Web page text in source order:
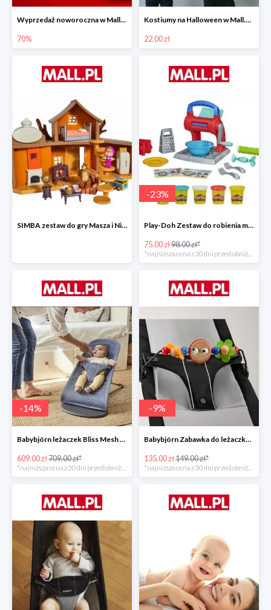
Wyprzedaż noworoczna w Mall.pl do -70%
70%
Kostiumy na Halloween w Mall.pl od 22 zł
22.00 zł
SIMBA zestaw do gry Masza i Niedźwiedź - Duży dom Maszy -15%
-23%
Play-Doh Zestaw do robienia makaronów -23%
75.00 zł98.00 zł*
-14%
Babybjörn leżaczek Bliss Mesh State Blue
609.00 zł709.00 zł*
*najniższa cena z 30 dni przed obniżką
-9%
Babybjörn Zabawka do leżaczka Balance
135.00 zł149.00 zł*
*najniższa cena z 30 dni przed obniżką